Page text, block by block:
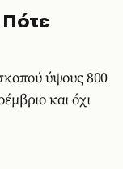
ύψους 800
και όχι